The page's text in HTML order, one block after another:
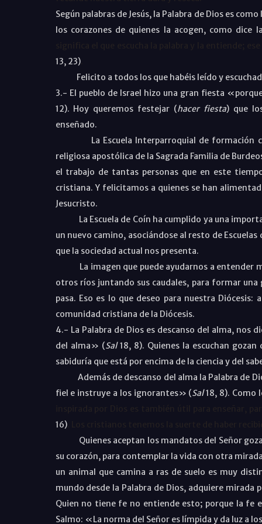
Según palabras de Jesús, la Palabra de Dios es
los corazones de quienes la acogen, como dice
13, 23).
Felicito a todos los que habéis leído y
3.- El pueblo de Israel hizo una gran fiesta
12). Hoy queremos festejar (hacer fiesta) que
enseñado.
La Escuela Interparroquial de formación
religiosa apostólica de la Sagrada Familia de
el trabajo de tantas personas que en este
cristiana. Y felicitamos a quienes se han
Jesucristo.
La Escuela de Coín ha cumplido ya una
un nuevo camino, asociándose al resto de
que la sociedad actual nos presenta.
La imagen que puede ayudarnos a entender
otros ríos juntando sus caudales, para formar
pasa. Eso es lo que deseo para nuestra
comunidad cristiana de la Diócesis.
4.- La Palabra de Dios es descanso del alma, nos
del alma» (Sal18, 8). Quienes la escuchan
sabiduría que está por encima de la ciencia y del
Además de descanso del alma la Palabra de
fiel e instruye a los ignorantes» (Sal18, 8). Como
16). Los cristianos tenemos la suerte de haber
Quienes aceptan los mandatos del Señor
su corazón, para contemplar la vida con otra
un animal que camina a ras de suelo es muy
mundo desde la Palabra de Dios, adquiere mirada
Quien no tiene fe no entiende esto; porque la fe
Salmo: «La norma del Señor es límpida y da luz a